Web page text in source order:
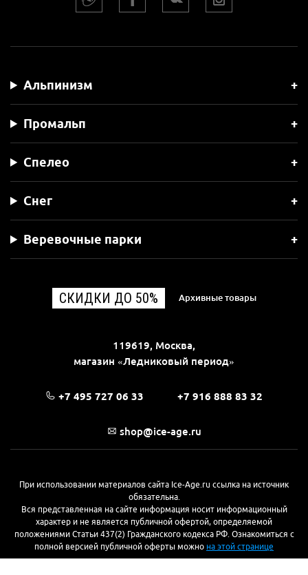
Альпинизм
Промальп
Спелео
Снег
Веревочные парки
СКИДКИ ДО 50% Архивные товары
119619, Москва,
магазин «Ледниковый период»
+7 495 727 06 33 +7 916 888 83 32
shop@ice-age.ru
При использовании материалов сайта Ice-Age.ru ссылка на источник
обязательна.
Вся представленная на сайте информация носит информационный
характер и не является публичной офертой, определяемой
положениями Статьи 437(2) Гражданского кодекса РФ. Ознакомиться с
полной версией публичной оферты можно на этой странице